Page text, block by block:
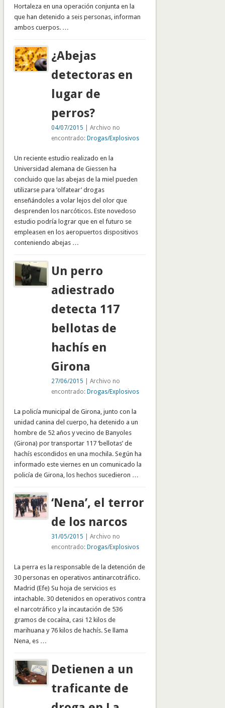
Hortaleza en una operación conjunta en la
que han detenido a seis personas, informan
ambos cuerpos. …
¿Abejas
detectoras en
lugar de
perros?
04/07/2015 | Archivo no
encontrado: Drogas/Explosivos
Un reciente estudio realizado en la
Universidad alemana de Giessen ha
concluido que las abejas de la miel pueden
utilizarse para ‘olfatear’ drogas
enseñándoles a volar lejos del olor que
desprenden los narcóticos. Este novedoso
estudio podría lograr que en el futuro se
empleasen en los aeropuertos dispositivos
conteniendo abejas …
Un perro
adiestrado
detecta 117
bellotas de
hachís en
Girona
27/06/2015 | Archivo no
encontrado: Drogas/Explosivos
La policía municipal de Girona, junto con la
unidad canina del cuerpo, ha detenido a un
hombre de 52 años y vecino de Banyoles
(Girona) por transportar 117 ‘bellotas’ de
hachís escondidos en una mochila. Según ha
informado este viernes en un comunicado la
policía de Girona, los hechos sucedieron …
‘Nena’, el terror
de los narcos
31/05/2015 | Archivo no
encontrado: Drogas/Explosivos
La perra es la responsable de la detención de
30 personas en operativos antinarcotráfico.
Madrid (Efe) Su hoja de servicios es
intachable. 30 detenidos en operativos contra
el narcotráfico y la incautación de 536
gramos de cocaína, casi 12 kilos de
marihuana y 76 kilos de hachís. Se llama
Nena, es …
Detienen a un
traficante de